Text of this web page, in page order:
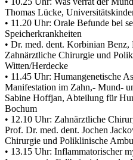
Thomas Lücke,
• 11.20 Uhr: Orale Befunde bei
Speicherkrankheiten
• Dr. med. dent. Korbinian
Zahnärztliche Chirurgie und
Witten/Herdecke
• 11.45 Uhr: Humangenetische
Manifestation im Zahn,- Mund-
Sabine Hoffjan, Abteilung für
Bochum
• 12.10 Uhr: Zahnärztliche
Prof. Dr. med. dent. Jochen
Chirurgie und Poliklinische
• 13.15 Uhr: Inflammatorischer